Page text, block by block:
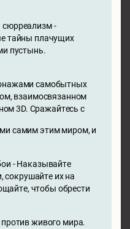
сюрреализм -
тайны плачущих
пустынь.
самобытных
взаимосвязанном
3D. Сражайтесь с
самим этим миром, и
- Наказывайте
сокрушайте их на
чтобы обрести
живого мира.